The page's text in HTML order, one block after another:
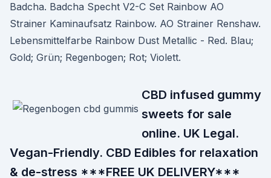
Badcha. Badcha Specht V2-C Set Rainbow AO
Strainer Kaminaufsatz Rainbow. AO Strainer Renshaw.
Lebensmittelfarbe Rainbow Dust Metallic - Red. Blau;
Gold; Grün; Regenbogen; Rot; Violett.
CBD infused gummy
sweets for sale
online. UK Legal.
Vegan-Friendly. CBD Edibles for relaxation
& de-stress ***FREE UK DELIVERY***